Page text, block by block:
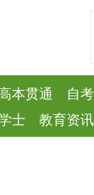
本贯通 自考
士 教育资讯